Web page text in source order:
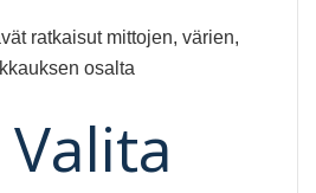
ratkaisut mittojen, värien,
osalta